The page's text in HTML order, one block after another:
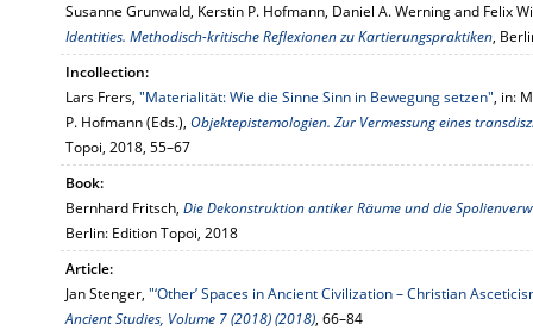
Susanne Grunwald, Kerstin P. Hofmann, Daniel A. Werning and Felix
Identities. Methodisch-kritische Reflexionen zu Kartierungspraktiken,
Incollection:
Lars Frers, "Materialität: Wie die Sinne Sinn in Bewegung setzen", in:
P. Hofmann (Eds.), Objektepistemologien. Zur Vermessung eines
Topoi, 2018, 55–67
Book:
Bernhard Fritsch, Die Dekonstruktion antiker Räume und die
Berlin: Edition Topoi, 2018
Article:
Jan Stenger, "‘Other’ Spaces in Ancient Civilization – Christian
Ancient Studies, Volume 7 (2018) (2018), 66–84